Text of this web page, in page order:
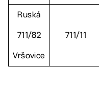
Ruská
711/82
Vršovice
711/11